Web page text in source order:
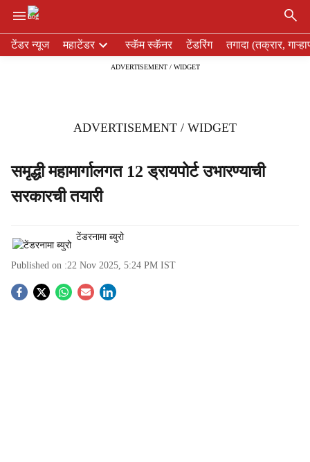
e
टेंडर न्यूज महाटेंडर स्कॅम स्कॅनर टेंडरिंग तगादा (तक्रार,
ADVERTISEMENT / WIDGET
ADVERTISEMENT / WIDGET
समृद्धी महामार्गालगत 12 ड्रायपोर्ट उभारण्याची
सरकारची तयारी
टेंडरनामा ब्युरो
Published on :22 Nov 2025, 5:24 PM IST
S